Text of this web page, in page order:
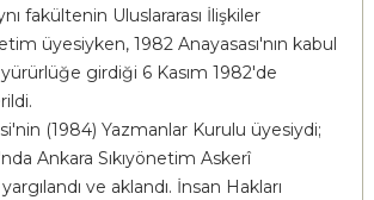
fakültenin Uluslararası İlişkiler
üyesiyken, 1982 Anayasası'nın kabul
girdiği 6 Kasım 1982'de
(1984) Yazmanlar Kurulu üyesiydi;
Ankara Sıkıyönetim Askerî
ve aklandı. İnsan Hakları